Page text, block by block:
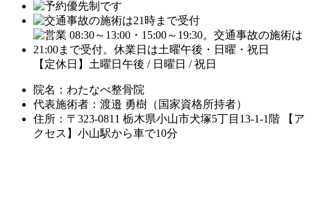
【定休日】土曜日午後 / 日曜日 / 祝日
院名：わたなべ整骨院
代表施術者：渡邉 勇樹（国家資格所持者）
住所：〒323-0811 栃木県小山市犬塚5丁目13-1-1階 【ア
クセス】小山駅から車で10分